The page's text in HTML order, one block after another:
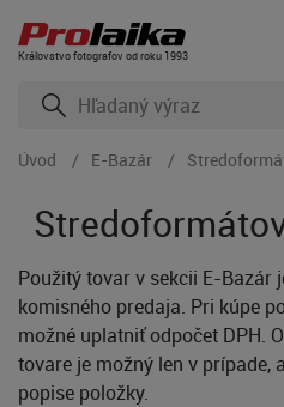
Kráľovstvo fotografov od roku 1993
Úvod E-Bazár
Použitý tovar v sekcii E-Bazár
komisného predaja. Pri kúpe
možné uplatniť odpočet DPH.
tovare je možný len v prípade,
popise položky.